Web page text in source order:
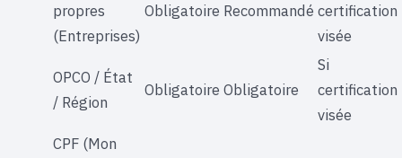
propres
(Entreprises)
Obligatoire Recommandé certification
visée
OPCO / État
/ Région
Obligatoire Obligatoire
Si
certification
visée
CPF (Mon